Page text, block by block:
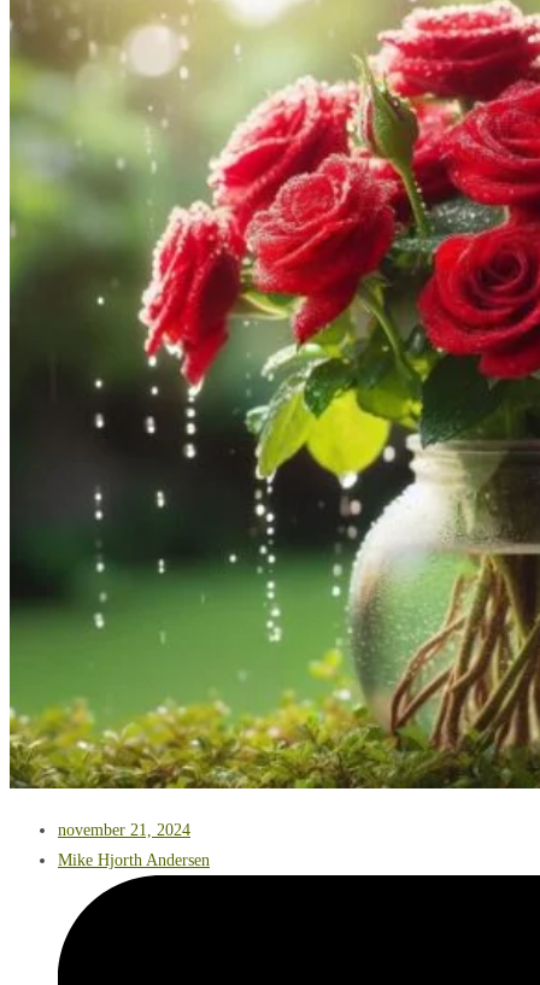
november 21, 2024
Mike Hjorth Andersen